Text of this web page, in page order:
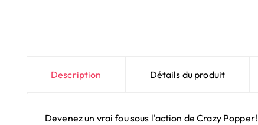
Description Détails du produit
Devenez un vrai fou sous l'action de Crazy Popper!